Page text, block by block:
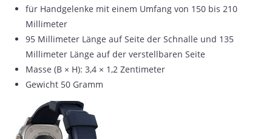
für Handgelenke mit einem Umfang von 150 bis 210
Millimeter
95 Millimeter Länge auf Seite der Schnalle und 135
Millimeter Länge auf der verstellbaren Seite
Masse (B × H): 3,4 × 1,2 Zentimeter
Gewicht 50 Gramm